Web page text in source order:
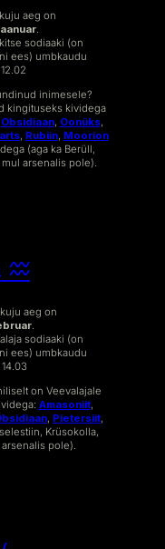
aeg on
.
sodiaaki (on
ees) umbkaudu
inimesele?
kingituseks kividega
Obsidiaan, Oonüks,
, Rubiin, Moorion
(aga ka Berüll,
arsenalis pole).
aeg on
.
sodiaaki (on
ees) umbkaudu
on Veevalajale
Amasoniit,
, Pietersiit,
Krüsokolla,
pole).